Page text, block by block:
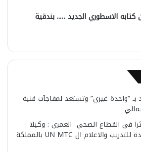
الاسطوري الجديد ….. بندقية
بـ “واحدة غيري” وتستعد لمفاجآت فنية
في القطاع الصحي العمري : وكيلا
بمنظمة الامم المتحدة للتدريب والاعلام ال UN MTC بالمملكة